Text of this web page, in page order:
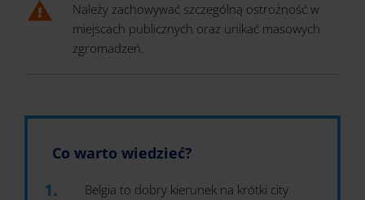
Należy zachowywać szczególną ostrożność w
miejscach publicznych oraz unikać masowych
zgromadzeń.
Co warto wiedzieć?
Belgia to dobry kierunek na krótki city